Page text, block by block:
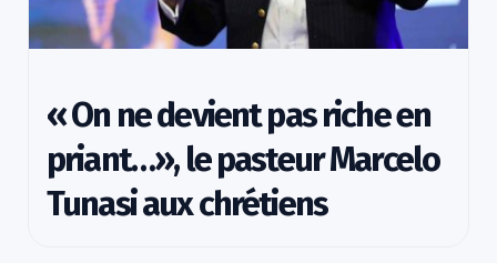
« On ne devient pas riche en
priant…», le pasteur Marcelo
Tunasi aux chrétiens